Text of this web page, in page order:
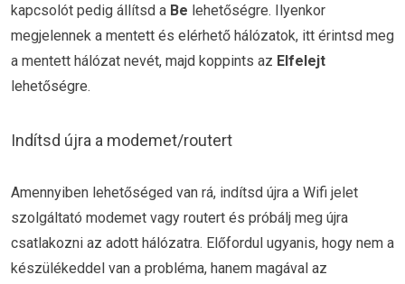
kapcsolót pedig állítsd a Be lehetőségre. Ilyenkor
megjelennek a mentett és elérhető hálózatok, itt érintsd meg
a mentett hálózat nevét, majd koppints az Elfelejt
lehetőségre.
Indítsd újra a modemet/routert
Amennyiben lehetőséged van rá, indítsd újra a Wifi jelet
szolgáltató modemet vagy routert és próbálj meg újra
csatlakozni az adott hálózatra. Előfordul ugyanis, hogy nem a
készülékeddel van a probléma, hanem magával az